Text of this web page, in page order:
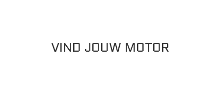
VIND JOUW MOTOR